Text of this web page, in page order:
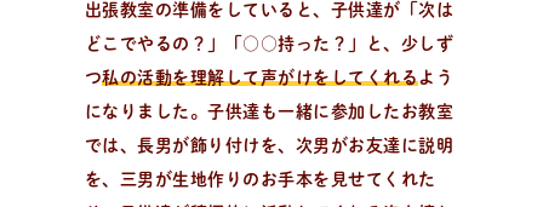
出張教室の準備をしていると、子供達が「次は
どこでやるの？」「○○持った？」と、少しず
つ私の活動を理解して声がけをしてくれるよう
になりました。子供達も一緒に参加したお教室
では、長男が飾り付けを、次男がお友達に説明
を、三男が生地作りのお手本を見せてくれた